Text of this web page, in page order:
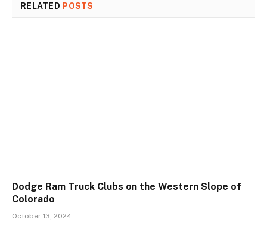
RELATED POSTS
Dodge Ram Truck Clubs on the Western Slope of
Colorado
October 13, 2024